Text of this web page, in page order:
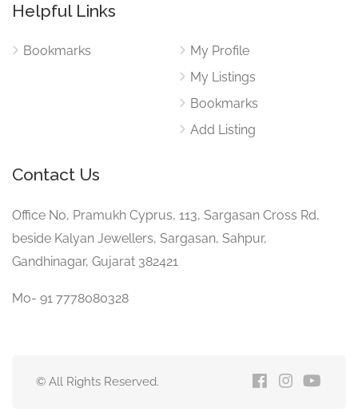
Helpful Links
Bookmarks
My Profile
My Listings
Bookmarks
Add Listing
Contact Us
Office No, Pramukh Cyprus, 113, Sargasan Cross Rd,
beside Kalyan Jewellers, Sargasan, Sahpur,
Gandhinagar, Gujarat 382421
Mo- 91 7778080328
© All Rights Reserved.